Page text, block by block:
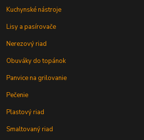
Kuchynské nástroje
Lisy a pasírovače
Nerezový riad
Obuváky do topánok
Panvice na grilovanie
Pečenie
Plastový riad
Smaltovaný riad